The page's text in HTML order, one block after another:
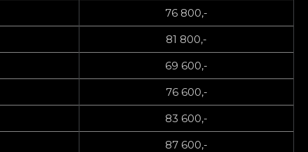
76 800,-
81 800,-
69 600,-
76 600,-
83 600,-
87 600,-